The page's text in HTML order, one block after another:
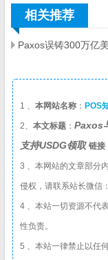
相关推荐
1 、 本网站名称 ： POS
2、 本文标题 ： Paxos
支持USDG领取 链接
3 、本网站的文章部分
侵权，请联系站长微信：
4 、本站一切资源不代
性负责。
5 、本站一律禁止以任